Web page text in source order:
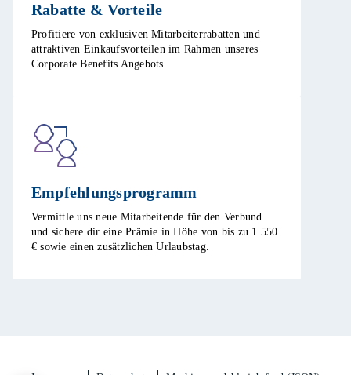
Rabatte & Vorteile​
Profitiere von exklusiven Mitarbeiterrabatten und
attraktiven Einkaufsvorteilen im Rahmen unseres
Corporate Benefits Angebots. ​
Empfehlungsprogramm​
Vermittle uns neue Mitarbeitende für den Verbund
und sichere dir eine Prämie in Höhe von bis zu 1.550
€ sowie einen zusätzlichen Urlaubstag.​